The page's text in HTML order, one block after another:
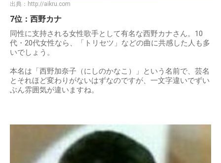
出典： http://aikru.com
7位：西野カナ
同性に支持される女性歌手として有名な西野カナさん。10
代・20代女性なら、「トリセツ」などの曲に共感した人も多
いでしょう。
本名は「西野加奈子（にしのかなこ）」という名前で、芸名
とそれほど変わりがないはずなのですが、一文字違いでずい
ぶん雰囲気が違いますね。